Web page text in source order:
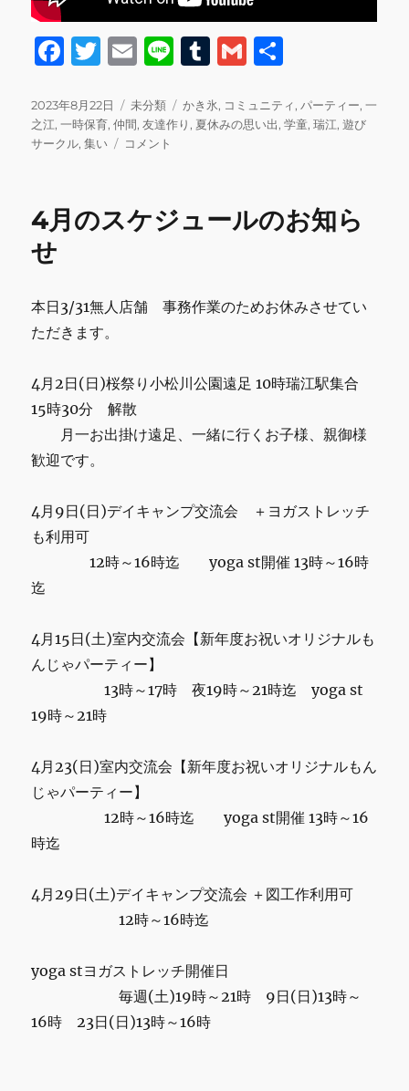
F
c
e
o
T
it
te
E
ai
l
Li
e
T
m
bl
G
ai
l
投
稿
日:
2023年8月22日
カ
テ
ゴ
未分類
タ
グ
かき氷, コミュニティ,パーティー,一
之江,一時保育,仲間,友達作り, 夏休みの思い出,学童,瑞江,遊び
サークル,集い
次
は
ル
工
コメント
4月のスケジュールのお知ら
せ
本日3/31無人店舗 事務作業のためお休みさせてい
ただきます。
4月2日(日)桜祭り小松川公園遠足 10時瑞江駅集合
15時30分 解散
月一お出掛け遠足、一緒に行くお子様、親御様
歓迎です。
4月9日(日)デイキャンプ交流会 ＋ヨガストレッチ
も利用可
12時～16時迄 yoga st開催 13時～16時
迄
4月15日(土)室内交流会【新年度お祝いオリジナルも
んじゃパーティー】
13時～17時 夜19時～21時迄 yoga st
19時～21時
4月23(日)室内交流会【新年度お祝いオリジナルもん
じゃパーティー】
12時～16時迄 yoga st開催 13時～16
時迄
4月29日(土)デイキャンプ交流会 ＋図工作利用可
12時～16時迄
yoga stヨガストレッチ開催日
毎週(土)19時～21時 9日(日)13時～
16時 23日(日)13時～16時